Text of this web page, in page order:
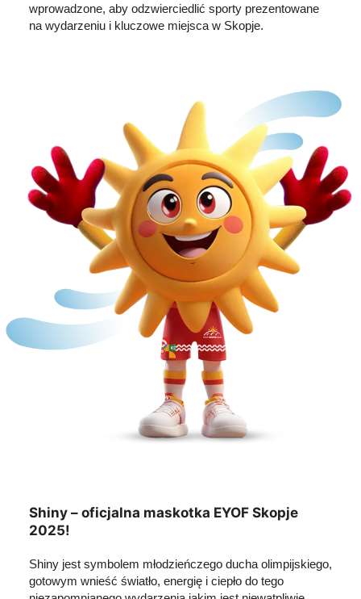
wprowadzone, aby odzwierciedlić sporty prezentowane
na wydarzeniu i kluczowe miejsca w Skopje.
Shiny – oficjalna maskotka EYOF Skopje
2025!
Shiny jest symbolem młodzieńczego ducha olimpijskiego,
gotowym wnieść światło, energię i ciepło do tego